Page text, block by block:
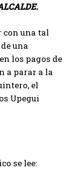
con una tal
una
los pagos de
a parar a la
el
Upegui
se lee: